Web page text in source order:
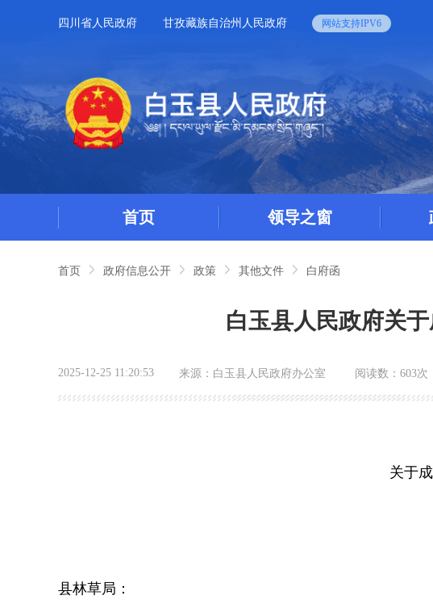
四川省人民政府 甘孜藏族自治州人民政府 网站支持IPV6
首页 领导之窗
首页 政府信息公开 政策 其他文件 白府函
白玉县人民政府关
2025-12-25 11:20:53 来源： 白玉县人民政府办公室 阅读数： 603次
关于
县林草局：